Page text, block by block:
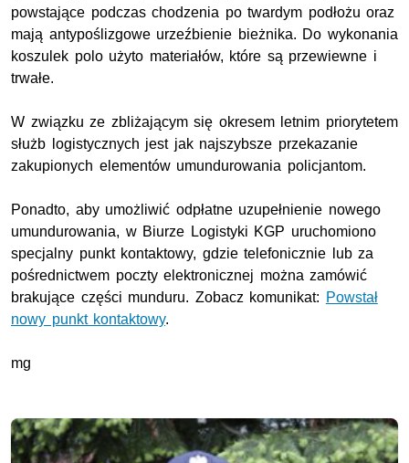
powstające podczas chodzenia po twardym podłożu oraz
mają antypoślizgowe urzeźbienie bieżnika. Do wykonania
koszulek polo użyto materiałów, które są przewiewne i
trwałe.
W związku ze zbliżającym się okresem letnim priorytetem
służb logistycznych jest jak najszybsze przekazanie
zakupionych elementów umundurowania policjantom.
Ponadto, aby umożliwić odpłatne uzupełnienie nowego
umundurowania, w Biurze Logistyki KGP uruchomiono
specjalny punkt kontaktowy, gdzie telefonicznie lub za
pośrednictwem poczty elektronicznej można zamówić
brakujące części munduru. Zobacz komunikat: Powstał
nowy punkt kontaktowy.
mg